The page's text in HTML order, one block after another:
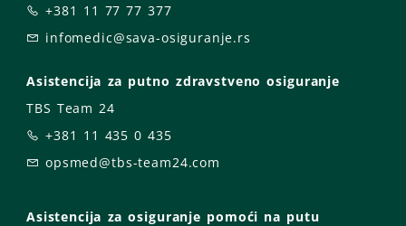
+381 11 77 77 377
infomedic@sava-osiguranje.rs
Asistencija za putno zdravstveno osiguranje
TBS Team 24
+381 11 435 0 435
opsmed@tbs-team24.com
Asistencija za osiguranje pomoći na putu